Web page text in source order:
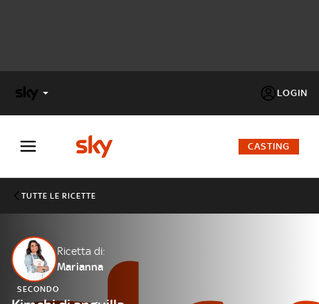
LOGIN
FACTOR
Cos’altro vedere:
PROGRAMMI SKY
Un mondo di offerte:
CASTING
TUTTE LE RICETTE
Ricetta di:
Marianna
SECONDO